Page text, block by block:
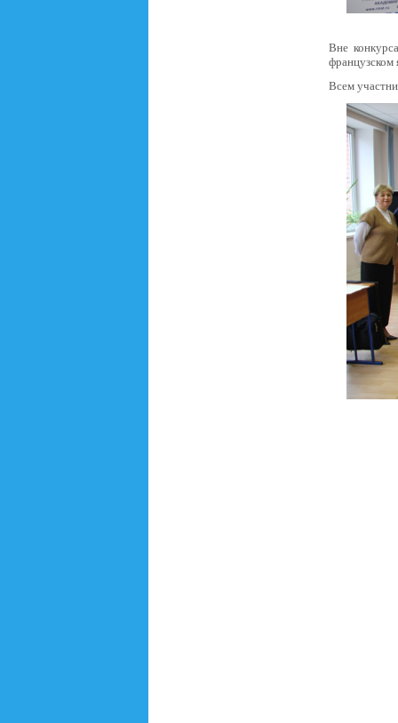
Вне
французском
Всем